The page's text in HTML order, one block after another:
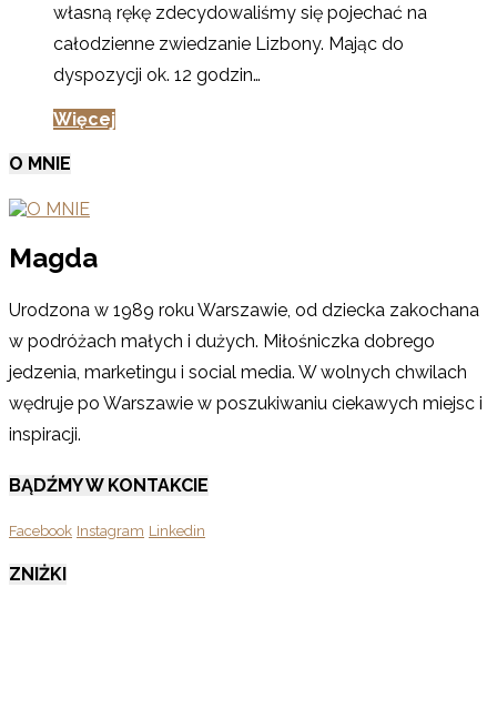
własną rękę zdecydowaliśmy się pojechać na
całodzienne zwiedzanie Lizbony. Mając do
dyspozycji ok. 12 godzin…
Więcej
O MNIE
Magda
Urodzona w 1989 roku Warszawie, od dziecka zakochana
w podróżach małych i dużych. Miłośniczka dobrego
jedzenia, marketingu i social media. W wolnych chwilach
wędruje po Warszawie w poszukiwaniu ciekawych miejsc i
inspiracji.
BĄDŹMY W KONTAKCIE
Facebook Instagram Linkedin
ZNIŻKI